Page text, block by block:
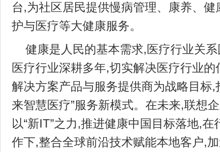
台,为社区居民提供慢病管理、康养、
护与医疗等大健康服务。
健康是人民的基本需求,医疗行业关
医疗行业深耕多年,切实解决医疗行业
解决方案产品与服务提供商为战略目标,
来智慧医疗”服务新模式。在未来,联想
以“新IT”之力,推进健康中国目标落地,
作下,整合全球前沿技术赋能本地客户,